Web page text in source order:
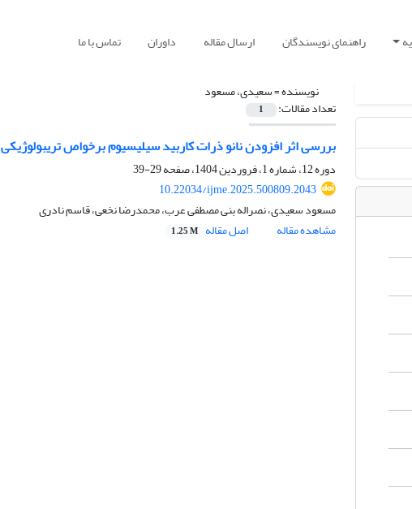
راهنمای نویسندگان ارسال مقاله داوران تماس با ما
نویسنده =سعیدی، مسعود
تعداد مقالات: 1
بررسی اثر افزودن نانو ذرات کاربید سیلیسیوم برخواص تریبولوژیکی PA6/NBR
دوره 12، شماره 1، فروردین 1404، صفحه
29-39
10.22034/ijme.2025.500809.2043
مسعود سعیدی، نصراله بنی مصطفی عرب، محمدرضا نخعی، قاسم نادری
مشاهده مقاله
اصل مقاله 1.25 M